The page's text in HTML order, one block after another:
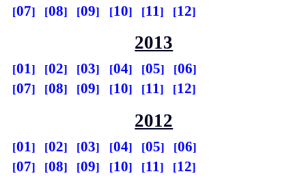
07
08 09 10 11 12
2013
01 02 03 04 05
06
07
08 09 10 11 12
2012
01 02 03 04 05
06
07
08 09 10 11 12